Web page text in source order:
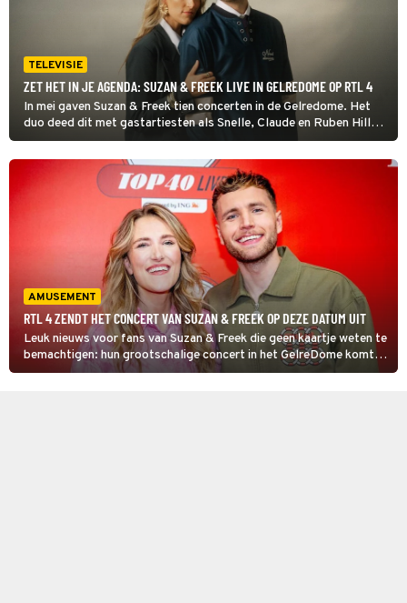
TELEVISIE
ZET HET IN JE AGENDA: SUZAN & FREEK LIVE IN GELREDOME OP RTL 4
In mei gaven Suzan & Freek tien concerten in de Gelredome. Het
duo deed dit met gastartiesten als Snelle, Claude en Ruben Hillen.
Benieuwd? Kijk dan naar Suzan & Freek Live in Gelredome op RTL
4.
AMUSEMENT
RTL 4 ZENDT HET CONCERT VAN SUZAN & FREEK OP DEZE DATUM UIT
Leuk nieuws voor fans van Suzan & Freek die geen kaartje weten te
bemachtigen: hun grootschalige concert in het GelreDome komt
gewoon naar de huiskamer.